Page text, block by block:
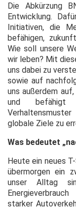
Die Abkürzung
Entwicklung.
Initiativen, die
befähigen,
Wie soll unsere
wir leben? Mit
uns dabei zu
sowie auf
uns außerdem
und befähigt
globale Ziele zu
Was bedeutet
Heute ein neues
übermorgen ein
unser Alltag
starker